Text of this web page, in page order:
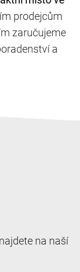
prodejcům
zaručujeme
a
na naší